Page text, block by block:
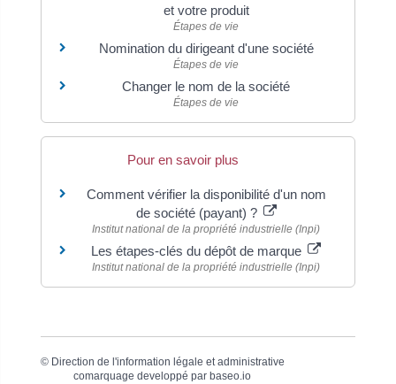
et votre produit
Étapes de vie
Nomination du dirigeant d'une société
Étapes de vie
Changer le nom de la société
Étapes de vie
Pour en savoir plus
Comment vérifier la disponibilité d'un nom
de société (payant) ?
Institut national de la propriété industrielle (Inpi)
Les étapes-clés du dépôt de marque
Institut national de la propriété industrielle (Inpi)
© Direction de l'information légale et administrative
comarquage developpé par baseo.io